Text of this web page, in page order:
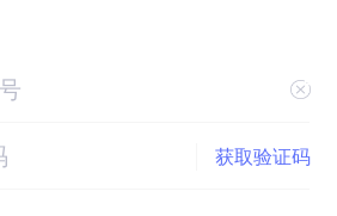
获取验证码